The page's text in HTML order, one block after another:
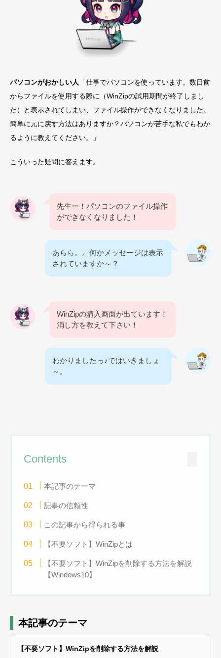
パソコンがおかしい人 「仕事でパソコンを使っています。数日前
からファイルを使用する際に（WinZipの試用期間が終了しまし
た）と表示されてしまい、ファイル操作ができなくなりました。
簡単に元に戻す方法はありますか？パソコンが苦手な私でもわか
るように教えてください。」
こういった疑問に答えます。
先生ー！パソコンのファイル操作
ができなくなりました！
あらら。。何かメッセージは表示
されていますか～？
WinZipの購入画面が出ています！
消し方を教えて下さい！
わかりましたっ♪ではいきましょ
～。
Contents
本記事のテーマ
記事の信頼性
この記事から得られる事
【不要ソフト】WinZipとは
【不要ソフト】WinZipを削除する方法を解説
【Windows10】
本記事のテーマ
【不要ソフト】WinZipを削除する方法を解説